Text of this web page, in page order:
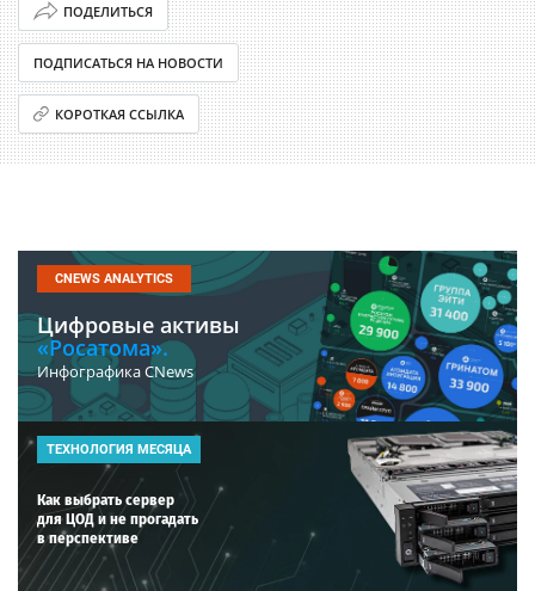
ПОДЕЛИТЬСЯ
ПОДПИСАТЬСЯ НА НОВОСТИ
КОРОТКАЯ ССЫЛКА
CNEWS ANALYTICS
Цифровые активы
«Росатома».
Инфографика CNews
ТЕХНОЛОГИЯ МЕСЯЦА
Как выбрать сервер
для ЦОД и не прогадать
в перспективе